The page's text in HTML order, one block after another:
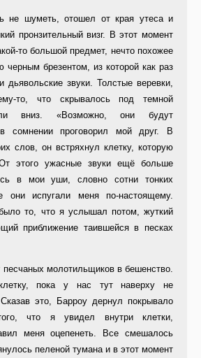
не шуметь, отошел от края утеса и
пронзительный визг. В этот момент
то большой предмет, нечто похожее
черным брезентом, из которой как раз
звуки. Толстые веревки,
то, что скрывалось под темной
вниз. «Возможно, они будут
сомнении проговорил мой друг. В
слов, он встряхнул клетку, которую
этого ужасные звуки ещё больше
в мои уши, словно сотни тонких
они испугали меня по-настоящему.
то, что я услышал потом, жуткий
приближение таившейся в песках
песчаных молотильщиков в бешенство.
пока у нас тут наверху не
это, Барроу дернул покрывало
что я увидел внутри клетки,
меня оцепенеть. Все смешалось
пеленой тумана и в этот момент